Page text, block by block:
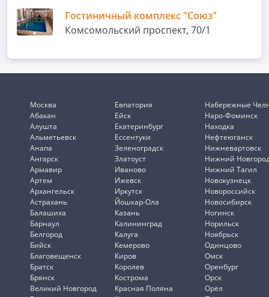
Гостиничный комплекс "Союз"
Комсомольский проспект, 70/1
Москва
Абакан
Алушта
Альметьевск
Анапа
Ангарск
Армавир
Артем
Архангельск
Астрахань
Балашиха
Барнаул
Белгород
Бийск
Благовещенск
Братск
Брянск
Великий Новгород
Евпатория
Ейск
Екатеринбург
Ессентуки
Зеленоградск
Златоуст
Иваново
Ижевск
Иркутск
Йошкар-Ола
Казань
Калининград
Калуга
Кемерово
Киров
Королев
Кострома
Красная Поляна
Набережные
Наро-Фоминск
Находка
Нефтеюганск
Нижневартовск
Нижний
Нижний Тагил
Новокузнецк
Новороссийск
Новосибирск
Ногинск
Норильск
Ноябрьск
Одинцово
Омск
Оренбург
Орск
Орёл